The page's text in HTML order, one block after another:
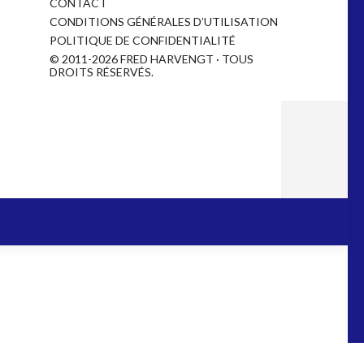
CONDITIONS GÉNÉRALES D’UTILISATION
POLITIQUE DE CONFIDENTIALITÉ
© 2011-2026 FRED HARVENGT · TOUS
DROITS RÉSERVÉS.